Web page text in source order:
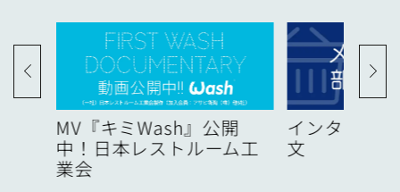
MV『キミWash』公開
中！日本レストルーム工
業会
インターネ
文